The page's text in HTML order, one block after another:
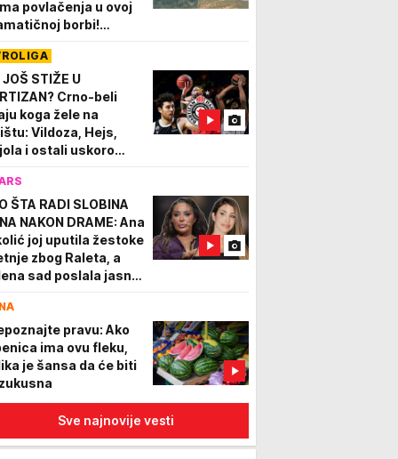
povlačenja u ovoj
borbi!
prioritet MUP-a
JOŠ STIŽE U
Crno-beli
koga žele na
Vildoza, Hejs,
i ostali uskoro
ŠTA RADI SLOBINA
NAKON DRAME: Ana
joj uputila žestoke
zbog Raleta, a
sad poslala jasnu
pravu: Ako
ima ovu fleku,
je šansa da će biti
Sve najnovije vesti